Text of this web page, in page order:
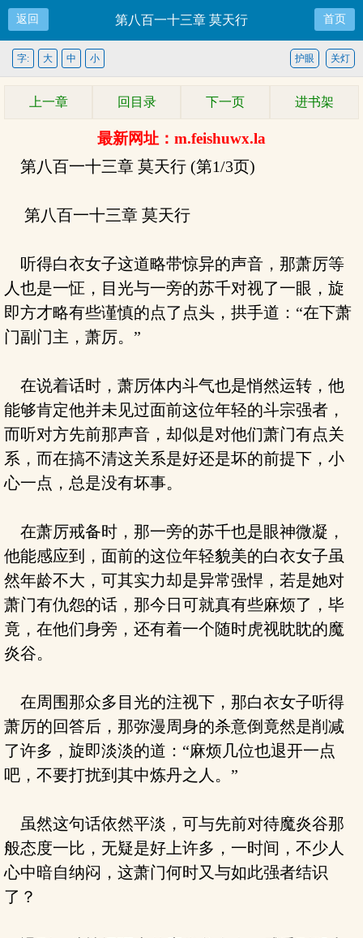
返回 第八百一十三章 莫天行 首页
关灯
护眼
字: 大 中 小
上一章 回目录 下一页 进书架
最新网址：m.feishuwx.la
第八百一十三章 莫天行 (第1/3页)
第八百一十三章 莫天行
听得白衣女子这道略带惊异的声音，那萧厉等
人也是一怔，目光与一旁的苏千对视了一眼，旋
即方才略有些谨慎的点了点头，拱手道：“在下萧
门副门主，萧厉。”
在说着话时，萧厉体内斗气也是悄然运转，他
能够肯定他并未见过面前这位年轻的斗宗强者，
而听对方先前那声音，却似是对他们萧门有点关
系，而在搞不清这关系是好还是坏的前提下，小
心一点，总是没有坏事。
在萧厉戒备时，那一旁的苏千也是眼神微凝，
他能感应到，面前的这位年轻貌美的白衣女子虽
然年龄不大，可其实力却是异常强悍，若是她对
萧门有仇怨的话，那今日可就真有些麻烦了，毕
竟，在他们身旁，还有着一个随时虎视眈眈的魔
炎谷。
在周围那众多目光的注视下，那白衣女子听得
萧厉的回答后，那弥漫周身的杀意倒竟然是削减
了许多，旋即淡淡的道：“麻烦几位也退开一点
吧，不要打扰到其中炼丹之人。”
虽然这句话依然平淡，可与先前对待魔炎谷那
般态度一比，无疑是好上许多，一时间，不少人
心中暗自纳闷，这萧门何时又与如此强者结识
了？